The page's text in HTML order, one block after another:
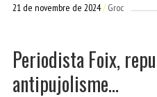
21 de novembre de 2024 Groc
Periodista Foix,
antipujolisme…